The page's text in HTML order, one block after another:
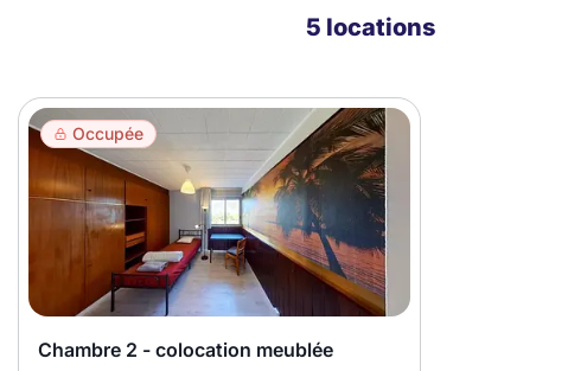
5 locations
Occupée
Chambre 2 - colocation meublée